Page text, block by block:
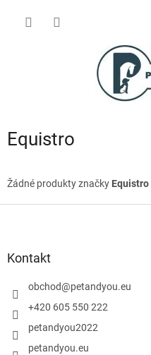
Equistro
Žádné produkty značky Equistro
Kontakt
obchod@petandyou.eu
+420 605 550 222
petandyou2022
petandyou.eu